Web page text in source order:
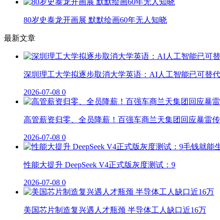
80岁史泰龙开画展 默默绘画60年无人知晓
最新文章
深圳理工大学拟逐步取消大学英语：AI人工智能已可替代
2026-07-08 0
高管薪资归零、全员降薪！百强车商兰天集团回应暴雷
2026-07-08 0
性能大提升 DeepSeek V4正式版灰度测试：9
2026-07-08 0
美国芯片制造复兴遇人才瓶颈 半导体工人缺口近16万